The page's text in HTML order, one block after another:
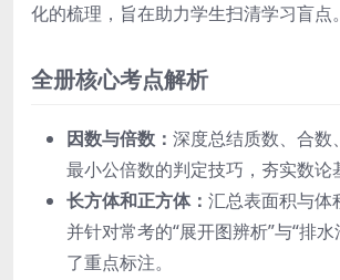
化的梳理，旨在助力学生扫清学习盲点。
全册核心考点解析
因数与倍数： 深度总结质数、合数
最小公倍数的判定技巧，夯实数论
长方体和正方体： 汇总表面积与体
并针对常考的“展开图辨析”与“排
了重点标注。